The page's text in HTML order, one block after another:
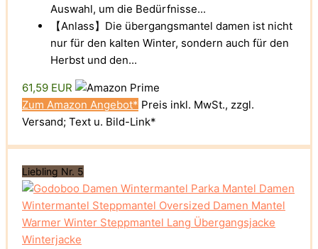
Auswahl, um die Bedürfnisse...
【Anlass】Die übergangsmantel damen ist nicht
nur für den kalten Winter, sondern auch für den
Herbst und den...
61,59 EUR
Zum Amazon Angebot* Preis inkl. MwSt., zzgl.
Versand; Text u. Bild-Link*
Liebling Nr. 5